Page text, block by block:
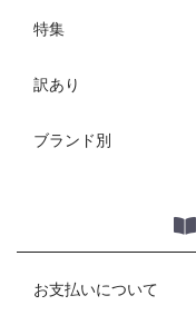
特集
訳あり
ブランド別
お支払いについて